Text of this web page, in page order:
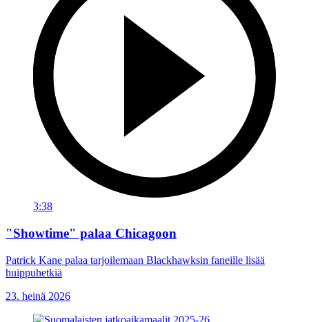
3:38
"Showtime" palaa Chicagoon
Patrick Kane palaa tarjoilemaan Blackhawksin faneille lisää
huippuhetkiä
23. heinä 2026